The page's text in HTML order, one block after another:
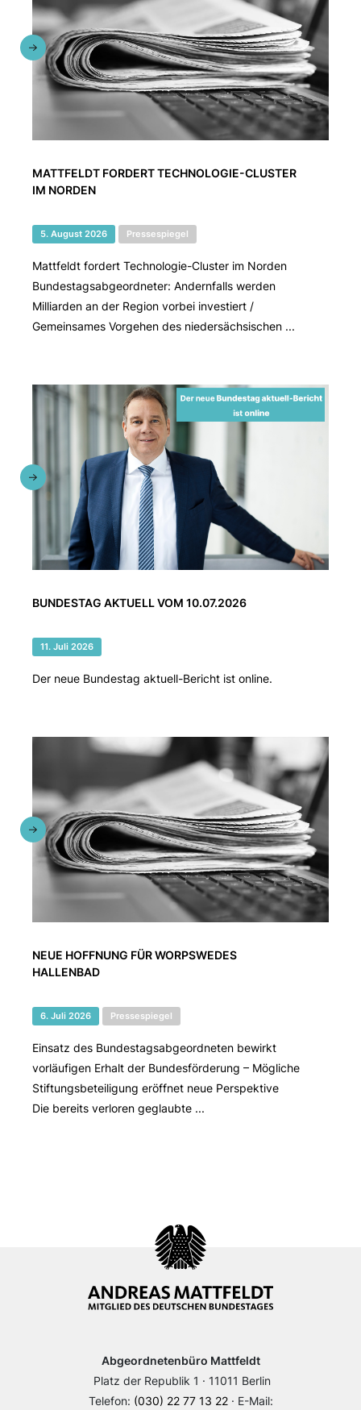
MATTFELDT FORDERT TECHNOLOGIE-CLUSTER
IM NORDEN
5. August 2026 Pressespiegel
Mattfeldt fordert Technologie-Cluster im Norden
Bundestagsabgeordneter: Andernfalls werden
Milliarden an der Region vorbei investiert /
Gemeinsames Vorgehen des niedersächsischen ...
BUNDESTAG AKTUELL VOM 10.07.2026
11. Juli 2026
Der neue Bundestag aktuell-Bericht ist online.
NEUE HOFFNUNG FÜR WORPSWEDES
HALLENBAD
6. Juli 2026 Pressespiegel
Einsatz des Bundestagsabgeordneten bewirkt
vorläufigen Erhalt der Bundesförderung – Mögliche
Stiftungsbeteiligung eröffnet neue Perspektive
Die bereits verloren geglaubte ...
Abgeordnetenbüro Mattfeldt
Platz der Republik 1 · 11011 Berlin
Telefon: (030) 22 77 13 22· E-Mail: